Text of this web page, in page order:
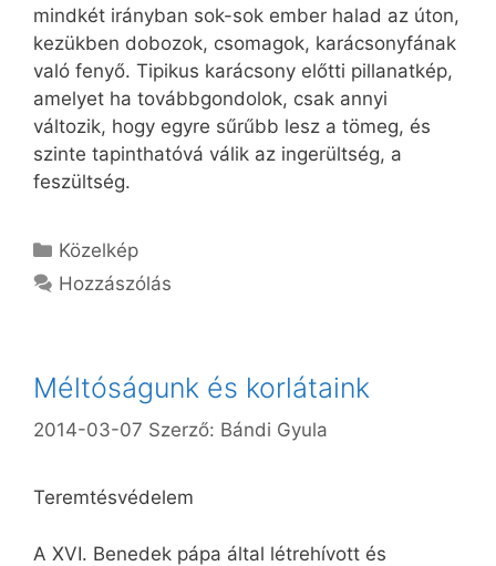
mindkét irányban sok-sok ember halad az úton,
kezükben dobozok, csomagok, karácsonyfának
való fenyő. Tipikus karácsony előtti pillanatkép,
amelyet ha továbbgondolok, csak annyi
változik, hogy egyre sűrűbb lesz a tömeg, és
szinte tapinthatóvá válik az ingerültség, a
feszültség.
Kategória
Közelkép
Hozzászólás
Méltóságunk és korlátaink
2014-03-07 Szerző: Bándi Gyula
Teremtésvédelem
A XVI. Benedek pápa által létrehívott és